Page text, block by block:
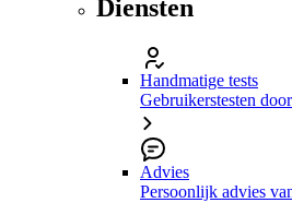
Diensten
Handmatige tests
Gebruikerstesten
Advies
Persoonlijk advies